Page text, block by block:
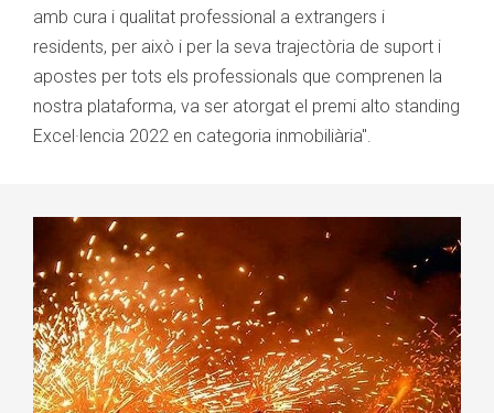
amb cura i qualitat professional a extrangers i
residents, per això i per la seva trajectòria de suport i
apostes per tots els professionals que comprenen la
nostra plataforma, va ser atorgat el premi alto standing
Excel·lencia 2022 en categoria inmobiliària".